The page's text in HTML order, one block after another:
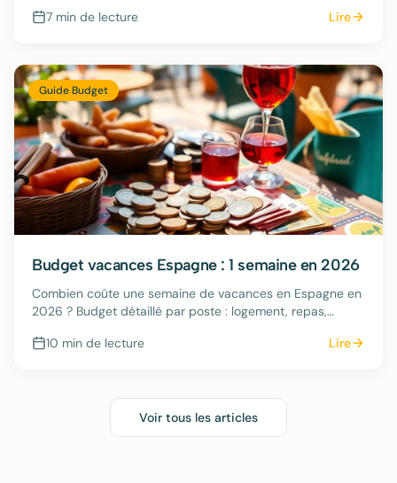
7 min de lecture Lire
Guide Budget
Budget vacances Espagne : 1 semaine en 2026
Combien coûte une semaine de vacances en Espagne en
2026 ? Budget détaillé par poste : logement, repas,
10 min de lecture Lire
Voir tous les articles